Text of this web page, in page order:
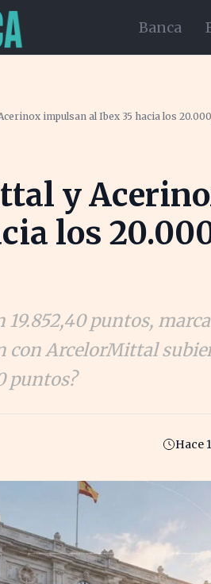
Banca
impulsan al Ibex 35 hacia los
y
los
19.852,40 puntos,
con ArcelorMittal
puntos?
Hace